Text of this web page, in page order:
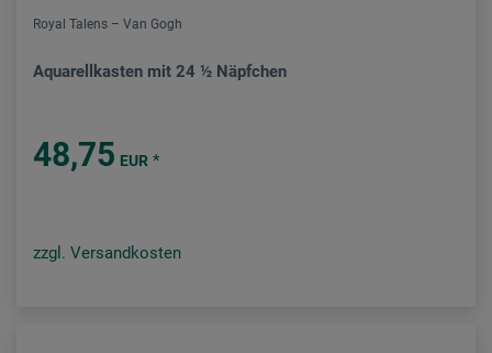
Royal Talens – Van Gogh
Aquarellkasten mit 24 ½ Näpfchen
48,75 EUR *
zzgl. Versandkosten